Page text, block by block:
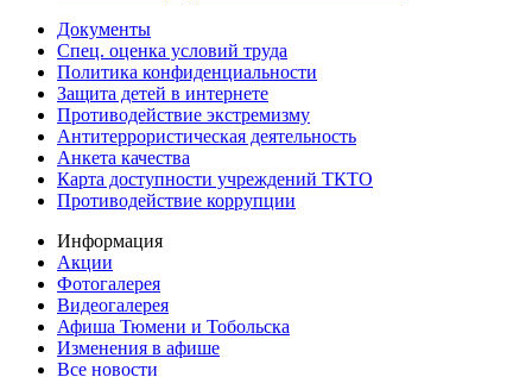
Документы
Спец. оценка условий труда
Политика конфиденциальности
Защита детей в интернете
Противодействие экстремизму
Антитеррористическая деятельность
Анкета качества
Карта доступности учреждений ТКТО
Противодействие коррупции
Информация
Акции
Фотогалерея
Видеогалерея
Афиша Тюмени и Тобольска
Изменения в афише
Все новости